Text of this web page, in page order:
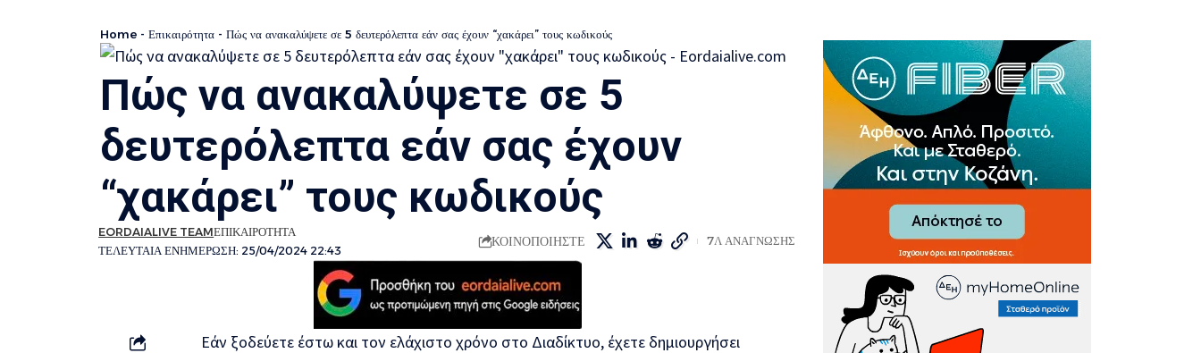
Home - Επικαιρότητα - Πώς να ανακαλύψετε σε 5 δευτερόλεπτα εάν σας έχουν “χακάρει” τους κωδικούς
Πώς να ανακαλύψετε σε 5
δευτερόλεπτα εάν σας έχουν
“χακάρει” τους κωδικούς
ΤΕΛΕΥΤΑΙΑ ΕΝΗΜΕΡΩΣΗ: 25/04/2024 22:43
EORDAIALIVE TEAMΕΠΙΚΑΙΡΟΤΗΤΑ
ΚΟΙΝΟΠΟΙΗΣΤΕ 7Λ ΑΝΑΓΝΩΣΗΣ
Εάν ξοδεύετε έστω και τον ελάχιστο χρόνο στο Διαδίκτυο, έχετε δημιουργήσει